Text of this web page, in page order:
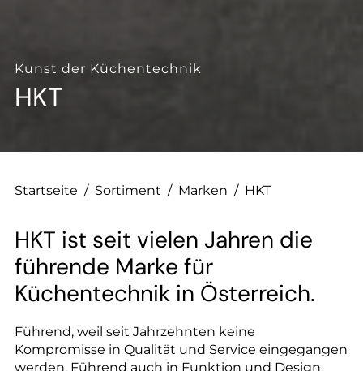
--
Kunst der Küchentechnik
HKT
Startseite / Sortiment / Marken / HKT
HKT ist seit vielen Jahren die
führende Marke für
Küchentechnik in Österreich.
Führend, weil seit Jahrzehnten keine
Kompromisse in Qualität und Service eingegangen
werden. Führend auch in Funktion und Design.